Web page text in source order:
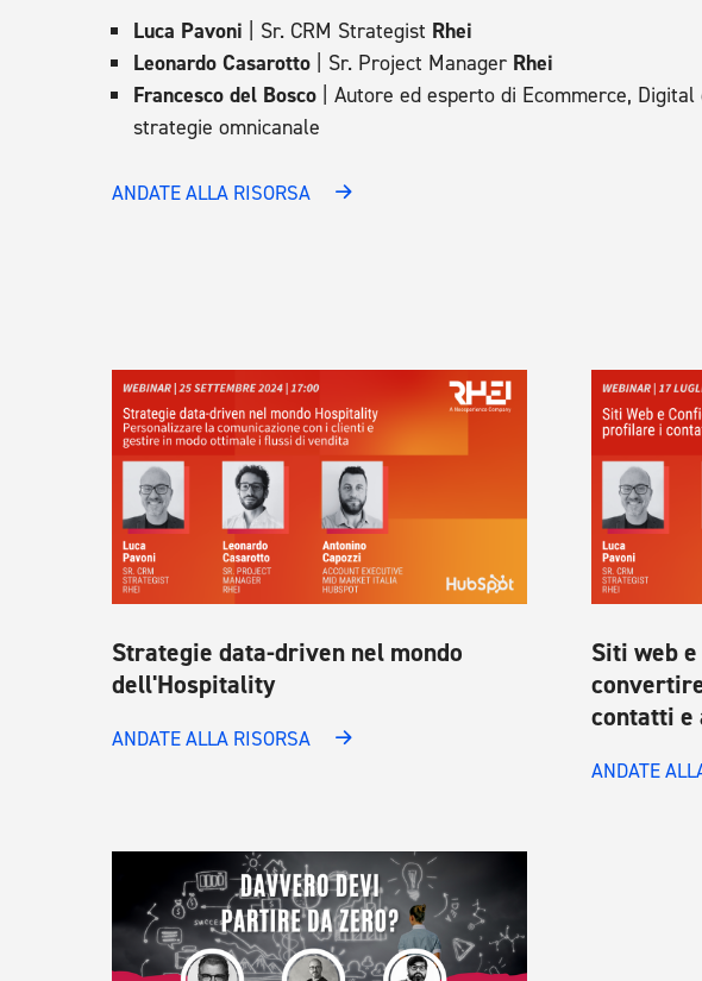
Luca Pavoni | Sr. CRM Strategist Rhei
Leonardo Casarotto | Sr. Project Manager Rhei
Francesco del Bosco | Autore ed esperto di Ecommerce, Digital
strategie omnicanale
ANDATE ALLA RISORSA
Strategie data-driven nel mondo
dell'Hospitality
ANDATE ALLA RISORSA
Siti web
contatti e
ANDATE